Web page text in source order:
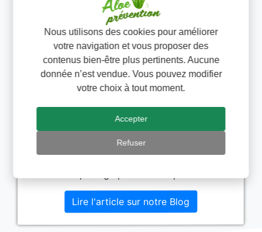
Découvrez le secret d’Aloe Lips
le stick lèvres de Forever
Les lèvres desséchées sont un problème
courant qui touche de nombreuses
personnes, en particulier pendant les mois
d’hiver. Ce phénomène peut être
inconfortable, inesthétique et même
douloureux. Avoir des lèvres douces,
Lire l'article sur notre Blog
Nous utilisons des cookies pour améliorer
votre navigation et vous proposer des
contenus bien-être plus pertinents. Aucune
donnée n’est vendue. Vous pouvez modifier
votre choix à tout moment.
Accepter
Refuser